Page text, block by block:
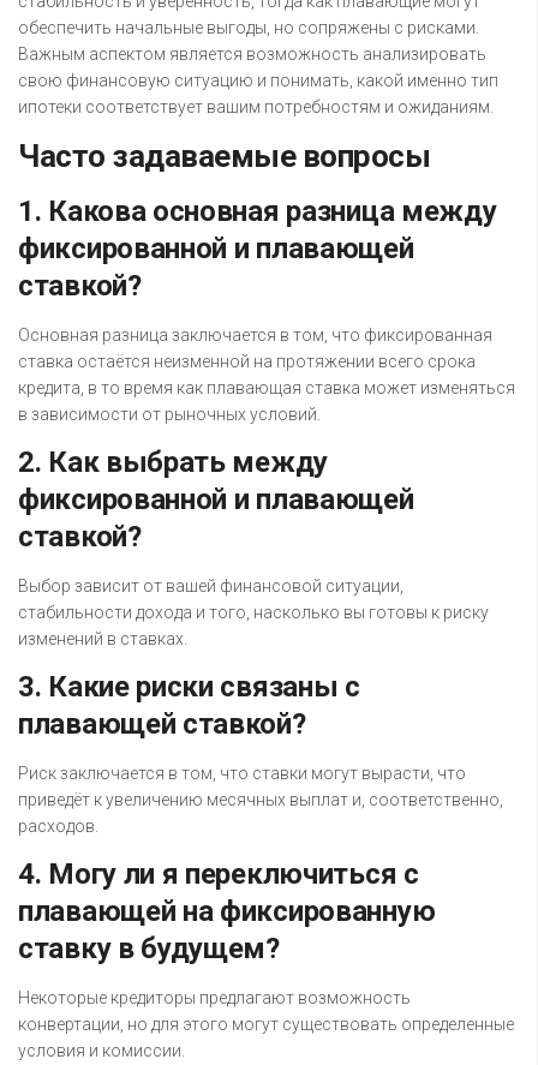
обеспечить начальные выгоды, но сопряжены с рисками.
Важным аспектом является возможность анализировать
свою финансовую ситуацию и понимать, какой именно тип
ипотеки соответствует вашим потребностям и ожиданиям.
Часто задаваемые вопросы
1. Какова основная разница между
фиксированной и плавающей
ставкой?
Основная разница заключается в том, что фиксированная
ставка остаётся неизменной на протяжении всего срока
кредита, в то время как плавающая ставка может изменяться
в зависимости от рыночных условий.
2. Как выбрать между
фиксированной и плавающей
ставкой?
Выбор зависит от вашей финансовой ситуации,
стабильности дохода и того, насколько вы готовы к риску
изменений в ставках.
3. Какие риски связаны с
плавающей ставкой?
Риск заключается в том, что ставки могут вырасти, что
приведёт к увеличению месячных выплат и, соответственно,
расходов.
4. Могу ли я переключиться с
плавающей на фиксированную
ставку в будущем?
Некоторые кредиторы предлагают возможность
конвертации, но для этого могут существовать определенные
условия и комиссии.